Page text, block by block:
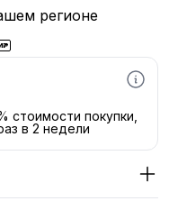
регионе
стоимости покупки,
в 2 недели